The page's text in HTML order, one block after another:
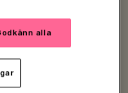
försökte få mig att
glömde vad
vilket år det var.
ett papper framför
alla